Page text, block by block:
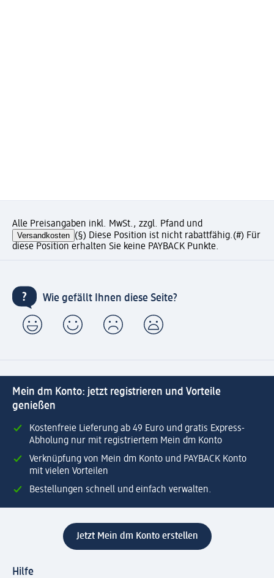
Alle Preisangaben inkl. MwSt., zzgl. Pfand und
Versandkosten (§) Diese Position ist nicht rabattfähig.(#) Für
diese Position erhalten Sie keine PAYBACK Punkte.
Wie gefällt Ihnen diese Seite?
Mein dm Konto: jetzt registrieren und Vorteile
genießen
Kostenfreie Lieferung ab 49 Euro und gratis Express-
Abholung nur mit registriertem Mein dm Konto
Verknüpfung von Mein dm Konto und PAYBACK Konto
mit vielen Vorteilen
Bestellungen schnell und einfach verwalten.
Jetzt Mein dm Konto erstellen
Hilfe